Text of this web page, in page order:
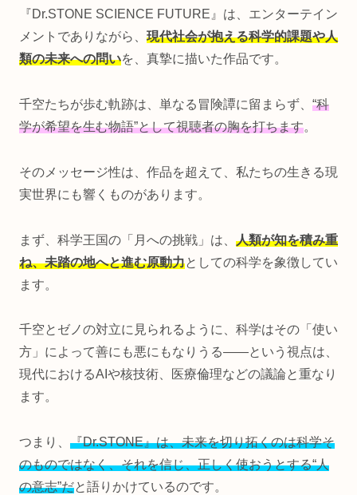
『Dr.STONE SCIENCE FUTURE』は、エンターテイン
メントでありながら、 現代社会が抱える科学的課題や人
類の未来への問いを、真摯に描いた作品です。
千空たちが歩む軌跡は、単なる冒険譚に留まらず、 “科
学が希望を生む物語”として視聴者の胸を打ちます。
そのメッセージ性は、作品を超えて、私たちの生きる現
実世界にも響くものがあります。
まず、科学王国の「月への挑戦」は、 人類が知を積み重
ね、未踏の地へと進む原動力としての科学を象徴してい
ます。
千空とゼノの対立に見られるように、科学はその「使い
方」によって善にも悪にもなりうる――という視点は、
現代におけるAIや核技術、医療倫理などの議論と重なり
ます。
つまり、 『Dr.STONE』は、未来を切り拓くのは科学そ
のものではなく、それを信じ、正しく使おうとする“人
の意志”だと語りかけているのです。